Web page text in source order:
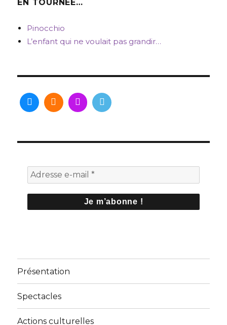
EN TOURNÉE…
Pinocchio
L’enfant qui ne voulait pas grandir…
Présentation
Spectacles
Actions culturelles